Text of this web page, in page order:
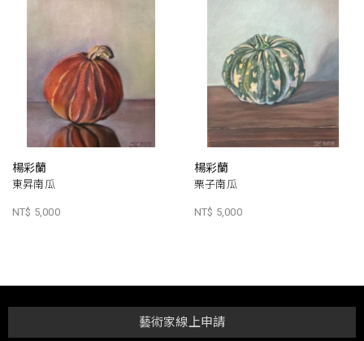
楊彩蘭
東昇南瓜
NT$ 5,000
楊彩蘭
栗子南瓜
NT$ 5,000
藝術家線上申請